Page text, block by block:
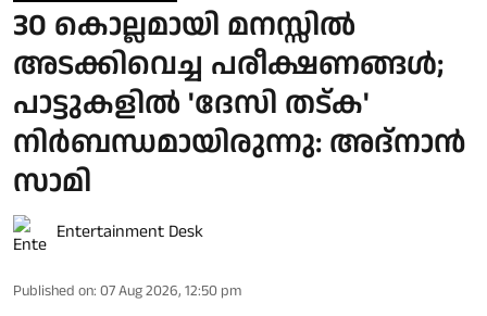
30 കൊല്ലമായി മനസ്സിൽ
അടക്കിവെച്ച പരീക്ഷണങ്ങൾ;
പാട്ടുകളിൽ 'ദേസി തട്ക'
നിർബന്ധമായിരുന്നു: അദ്നാൻ
സാമി
Entertainment Desk
Published on: 07 Aug 2026, 12:50 pm